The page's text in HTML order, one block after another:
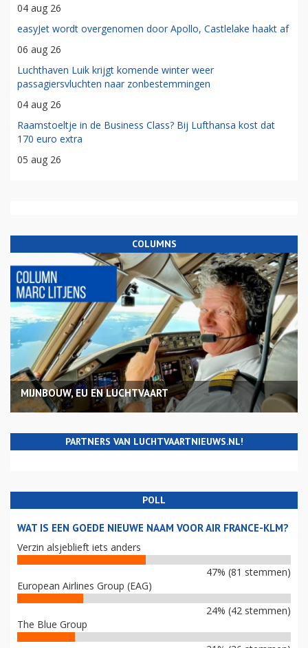
04 aug 26
easyJet wordt overgenomen door Apollo, Castlelake haakt af
06 aug 26
Luchthaven Luik krijgt komende winter weer
passagiersvluchten naar zonbestemmingen
04 aug 26
Raamstoeltje in de Business Class? Bij Lufthansa kost dat
170 euro extra
05 aug 26
COLUMNS
MIJNBOUW, EU EN LUCHTVAART
PARTNERS VAN LUCHTVAARTNIEUWS.NL!
POLL
WAT IS EEN GOEDE NIEUWE NAAM VOOR AIR FRANCE-KLM?
Verzin alsjeblieft iets anders
47% (81 stemmen)
European Airlines Group (EAG)
24% (42 stemmen)
The Blue Group